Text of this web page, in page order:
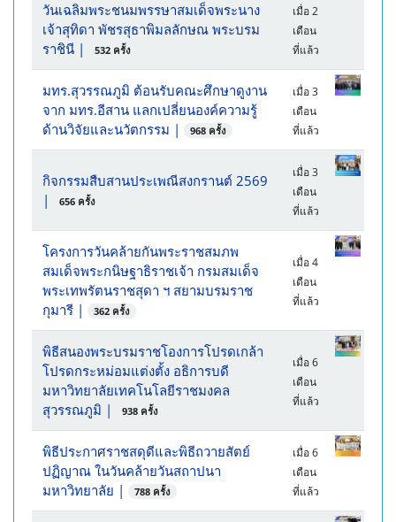
วันเฉลิมพระชนมพรรษาสมเด็จพระนาง
เจ้าสุทิดา พัชรสุธาพิมลลักษณ พระบรม
ราชินี | 532 ครั้ง
เมื่อ 2
เดือน
ที่แล้ว
มทร.สุวรรณภูมิ ต้อนรับคณะศึกษาดูงาน
จาก มทร.อีสาน แลกเปลี่ยนองค์ความรู้
ด้านวิจัยและนวัตกรรม | 968 ครั้ง
เมื่อ 3
เดือน
ที่แล้ว
กิจกรรมสืบสานประเพณีสงกรานต์ 2569
|
656 ครั้ง
เมื่อ 3
เดือน
ที่แล้ว
โครงการวันคล้ายกันพระราชสมภพ
สมเด็จพระกนิษฐาธิราชเจ้า กรมสมเด็จ
พระเทพรัตนราชสุดา ฯ สยามบรมราช
กุมารี | 362 ครั้ง
เมื่อ 4
เดือน
ที่แล้ว
พิธีสนองพระบรมราชโองการโปรดเกล้า
โปรดกระหม่อมแต่งตั้ง อธิการบดี
มหาวิทยาลัยเทคโนโลยีราชมงคล
สุวรรณภูมิ | 938 ครั้ง
เมื่อ 6
เดือน
ที่แล้ว
พิธีประกาศราชสดุดีและพิธีถวายสัตย์
ปฏิญาณ ในวันคล้ายวันสถาปนา
มหาวิทยาลัย | 788 ครั้ง
เมื่อ 6
เดือน
ที่แล้ว